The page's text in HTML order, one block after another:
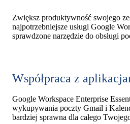
Zwiększ produktywność swojego
najpotrzebniejsze usługi Google
sprawdzone narzędzie do obsługi
Współpraca z
Google Workspace Enterprise
wykupywania poczty Gmail i
bardziej sprawna dla całego